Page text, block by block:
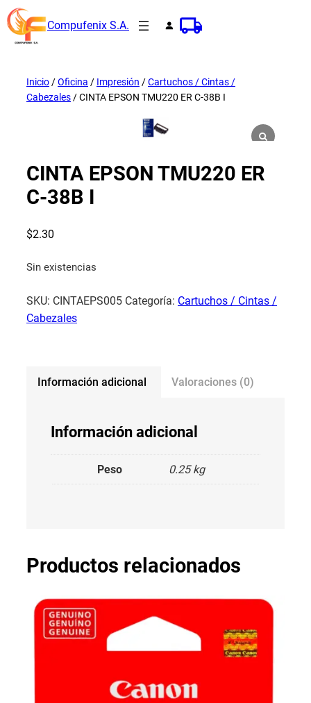
Saltar
al
contenido
Compufenix S.A.
Inicio/Oficina / Impresión /Cartuchos / Cintas /
Cabezales/ CINTA EPSON TMU220 ER C-38B I
CINTA EPSON TMU220 ER
C-38B I
$2.30
Sin existencias
SKU: CINTAEPS005 Categoría: Cartuchos / Cintas /
Cabezales
Información adicional Valoraciones (0)
Información adicional
Peso 0.25 kg
Productos relacionados